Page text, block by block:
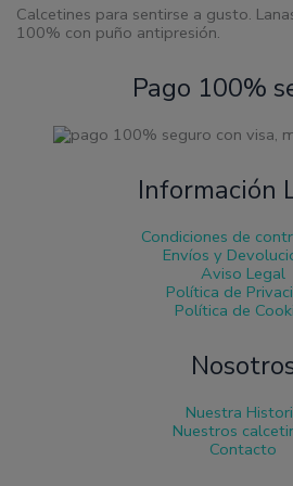
Calcetines para sentirse a gusto.
100% con puño antipresión.
Pago 100%
Información
Condiciones de
Envíos y
Aviso Legal
Política de
Política de
Nuestra
Nuestros
Contacto